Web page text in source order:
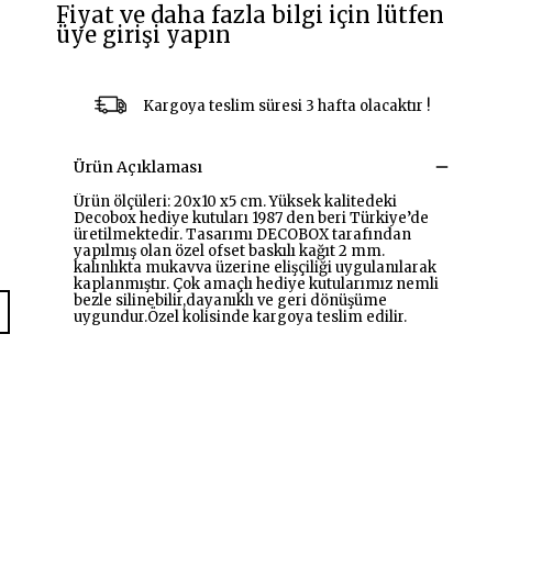
Fiyat ve daha fazla bilgi için lütfen
üye girişi yapın
Kargoya teslim süresi 3 hafta olacaktır !
Ürün Açıklaması
Ürün ölçüleri: 20x10 x5 cm. Yüksek kalitedeki
Decobox hediye kutuları 1987 den beri Türkiye’de
üretilmektedir. Tasarımı DECOBOX tarafından
yapılmış olan özel ofset baskılı kağıt 2 mm.
kalınlıkta mukavva üzerine elişçiliği uygulanılarak
kaplanmıştır. Çok amaçlı hediye kutularımız nemli
bezle silinebilir,dayanıklı ve geri dönüşüme
uygundur.Özel kolisinde kargoya teslim edilir.